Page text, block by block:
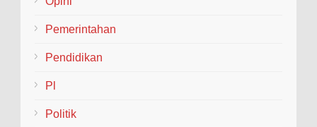
Pemerintahan
Pendidikan
Pl
Politik